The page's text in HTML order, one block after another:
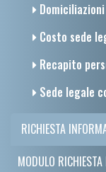
Costo sede
Recapito
Sede legale
RICHIESTA
MODULO